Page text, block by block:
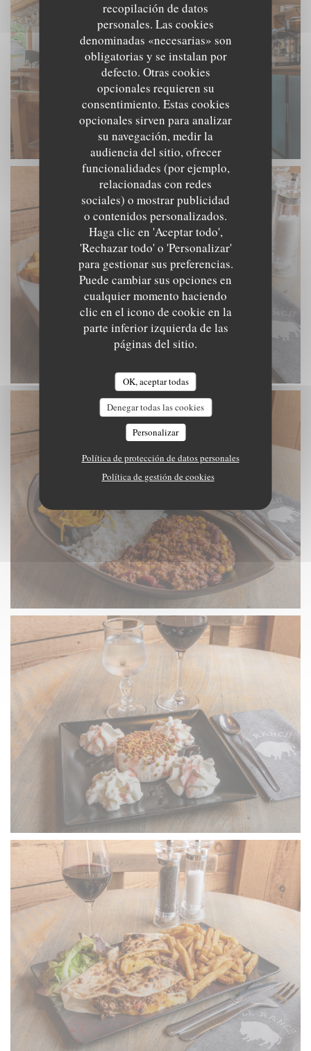
recopilación de datos
personales. Las cookies
denominadas «necesarias» son
obligatorias y se instalan por
defecto. Otras cookies
opcionales requieren su
consentimiento. Estas cookies
opcionales sirven para analizar
su navegación, medir la
audiencia del sitio, ofrecer
funcionalidades (por ejemplo,
relacionadas con redes
sociales) o mostrar publicidad
o contenidos personalizados.
Haga clic en 'Aceptar todo',
'Rechazar todo' o 'Personalizar'
para gestionar sus preferencias.
Puede cambiar sus opciones en
cualquier momento haciendo
clic en el icono de cookie en la
parte inferior izquierda de las
páginas del sitio.
OK, aceptar todas
Denegar todas las cookies
Personalizar
Política de protección de datos personales
Política de gestión de cookies